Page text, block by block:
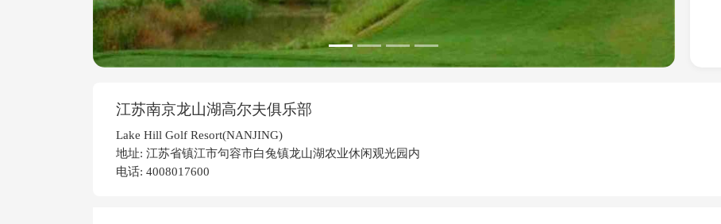
江苏南京龙山湖高尔夫俱乐部
Lake Hill Golf Resort(NANJING)
地址: 江苏省镇江市句容市白兔镇龙山湖农业休闲观光园内
电话: 4008017600